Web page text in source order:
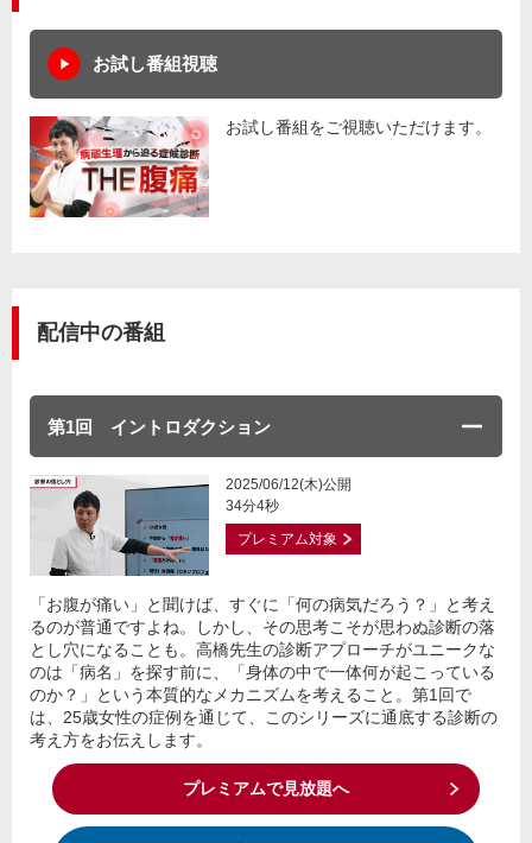
お試し番組視聴
お試し番組をご視聴いただけます。
配信中の番組
第1回 イントロダクション
2025/06/12(木)公開
34分4秒
プレミアム対象
「お腹が痛い」と聞けば、すぐに「何の病気だろう？」と考え
るのが普通ですよね。しかし、その思考こそが思わぬ診断の落
とし穴になることも。高橋先生の診断アプローチがユニークな
のは「病名」を探す前に、「身体の中で一体何が起こっている
のか？」という本質的なメカニズムを考えること。第1回で
は、25歳女性の症例を通じて、このシリーズに通底する診断の
考え方をお伝えします。
プレミアムで見放題へ